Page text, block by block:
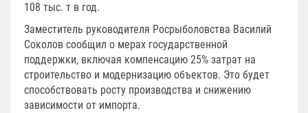
108 тыс. т в год.
Заместитель руководителя Росрыболовства Василий
Соколов сообщил о мерах государственной
поддержки, включая компенсацию 25% затрат на
строительство и модернизацию объектов. Это будет
способствовать росту производства и снижению
зависимости от импорта.